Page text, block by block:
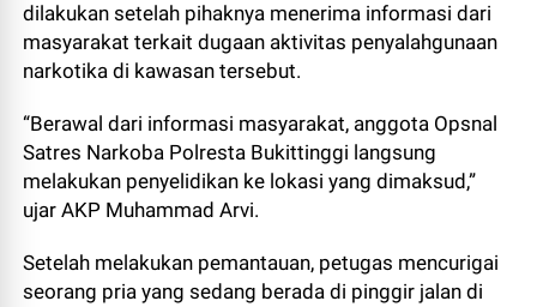
dilakukan setelah pihaknya menerima informasi dari
masyarakat terkait dugaan aktivitas penyalahgunaan
narkotika di kawasan tersebut.
“Berawal dari informasi masyarakat, anggota Opsnal
Satres Narkoba Polresta Bukittinggi langsung
melakukan penyelidikan ke lokasi yang dimaksud,”
ujar AKP Muhammad Arvi.
Setelah melakukan pemantauan, petugas mencurigai
seorang pria yang sedang berada di pinggir jalan di